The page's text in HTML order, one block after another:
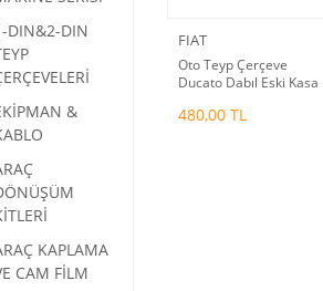
DIN&2-DIN
&
KAPLAMA
CAM FİLM
FIAT
Oto Teyp Çerçeve
Ducato Dabıl Eski Kasa
480,00 TL